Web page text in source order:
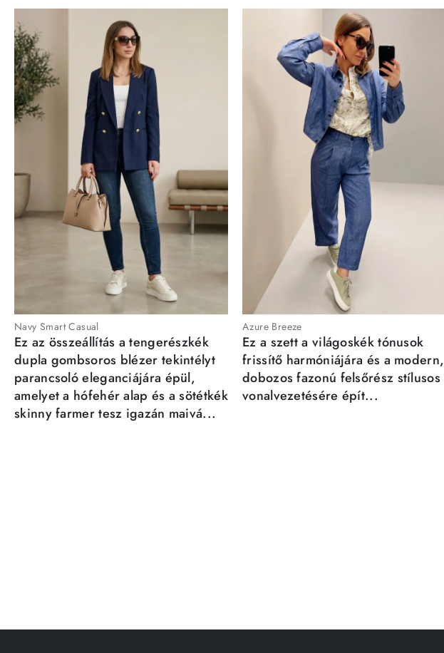
Navy Smart Casual
Ez az összeállítás a tengerészkék
dupla gombsoros blézer tekintélyt
parancsoló eleganciájára épül,
amelyet a hófehér alap és a sötétkék
skinny farmer tesz igazán maivá...
Azure Breeze
Ez a szett a világoskék tónusok
frissítő harmóniájára és a modern,
dobozos fazonú felsőrész stílusos
vonalvezetésére épít...